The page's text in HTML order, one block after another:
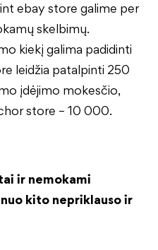
ebay store galime per
skelbimų.
kiekį galima padidinti
leidžia patalpinti 250
įdėjimo mokesčio,
store – 10 000.
ir nemokami
kito nepriklauso ir